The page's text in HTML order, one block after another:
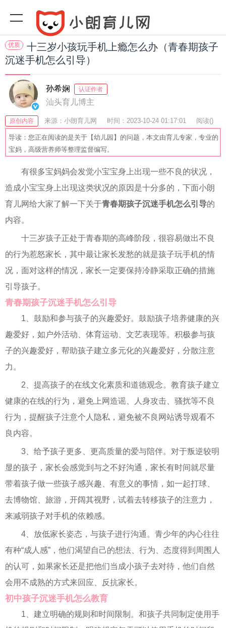
优质
十三岁小孩玩手机上瘾怎么办（青春期孩子
沉迷手机怎么引导）
孙希娴 认证作者
汕头育儿博主
原创内容 来源：小朗育儿网 时间：2023-10-24 01:17:01 阅读()
收藏：38 分享：69 爆
导读：您正在阅读的是关于【幼儿园】的问题，本文由育儿专家，专业的
宝妈，高级营养师等整理监督编写。
有很多宝妈妈会发觉小宝宝身上出现一些不良的状况，
造成小宝宝身上出现这类状况的原因是十分多的，下面小朗
育儿网给大家了解一下关于青春期孩子沉迷手机怎么引导的
内容。
十三岁孩子正处于青春期的高峰阶段，很容易做出不良
的行为惹怒家长，其中最让家长发愁的就是孩子玩手机的情
况，面对这样的情况，家长一定要保持冷静采取正确的措施
引导孩子。
青春期孩子沉迷手机怎么引导
1、鼓励和参与孩子的兴趣爱好。鼓励孩子培养健康的兴
趣爱好，如户外活动、体育运动、文艺表现等。积极参与孩
子的兴趣爱好，帮助孩子建立多元化的兴趣爱好，分散注意
力。
2、提高孩子的在线文化素质和道德观念。教育孩子建立
健康的在线的行为，避免上网造谣、人身攻击、骚扰等不良
行为，提醒孩子注意个人隐私，避免被不良网站诱导观看不
良内容。
3、给予孩子更多、更高质量的爱与陪伴。对于叛逆较明
显的孩子，家长会感觉到与之不好沟通，家长有时间就尽量
带着孩子做一些孩子感兴趣、有意义的事情，如一起打球、
去博物馆、旅游，开阔其视野，试着去转移孩子的注意力，
来减弱孩子对手机的依赖感。
4、放低家长姿态，与孩子进行沟通。青少年的内心往往
有种“成人感”，他们渴望自己的想法、行为、态度得到周围人
的认可，如果家长还是把他们当成小孩子去对待，他们自然
会用不成熟的方式来回应、反抗家长。
初中孩子沉迷手机怎么教育
1、建立明确的规则和时间限制。和孩子共同制定使用手